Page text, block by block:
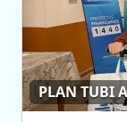
PLAN TUBI